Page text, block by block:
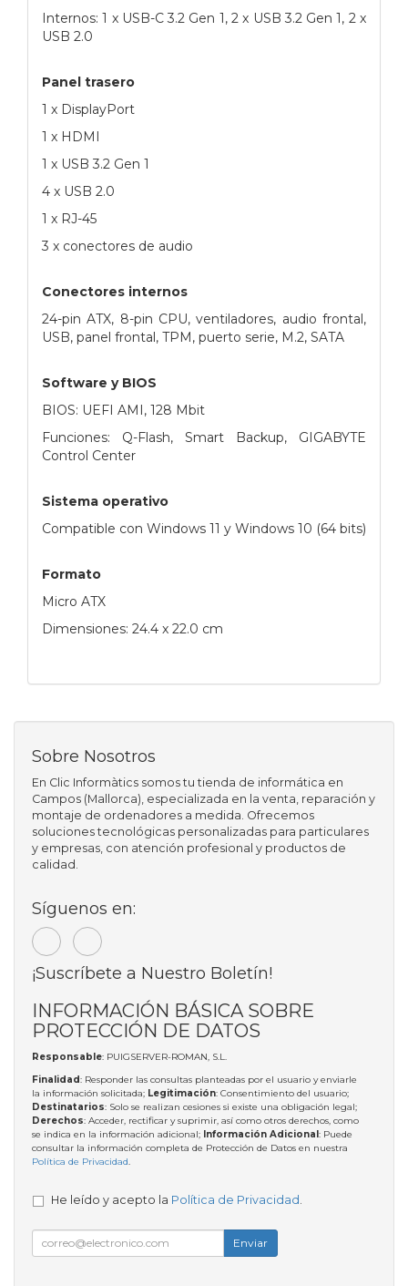
Internos: 1 x USB-C 3.2 Gen 1, 2 x USB 3.2 Gen 1, 2 x
USB 2.0
Panel trasero
1 x DisplayPort
1 x HDMI
1 x USB 3.2 Gen 1
4 x USB 2.0
1 x RJ-45
3 x conectores de audio
Conectores internos
24-pin ATX, 8-pin CPU, ventiladores, audio frontal,
USB, panel frontal, TPM, puerto serie, M.2, SATA
Software y BIOS
BIOS: UEFI AMI, 128 Mbit
Funciones: Q-Flash, Smart Backup, GIGABYTE
Control Center
Sistema operativo
Compatible con Windows 11 y Windows 10 (64 bits)
Formato
Micro ATX
Dimensiones: 24.4 x 22.0 cm
Sobre Nosotros
En Clic Informàtics somos tu tienda de informática en
Campos (Mallorca), especializada en la venta, reparación y
montaje de ordenadores a medida. Ofrecemos
soluciones tecnológicas personalizadas para particulares
y empresas, con atención profesional y productos de
calidad.
Síguenos en:
¡Suscríbete a Nuestro Boletín!
INFORMACIÓN BÁSICA SOBRE
PROTECCIÓN DE DATOS
Responsable: PUIGSERVER-ROMAN, S.L.
Finalidad: Responder las consultas planteadas por el usuario y enviarle
la información solicitada; Legitimación: Consentimiento del usuario;
Destinatarios: Solo se realizan cesiones si existe una obligación legal;
Derechos: Acceder, rectificar y suprimir, así como otros derechos, como
se indica en la información adicional; Información Adicional: Puede
consultar la información completa de Protección de Datos en nuestra
Política de Privacidad.
He leído y acepto la Política de Privacidad
Enviar